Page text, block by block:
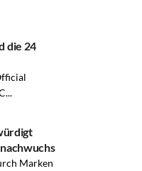
die 24
Marken